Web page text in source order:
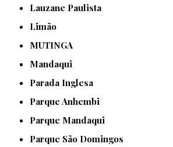
Lauzane Paulista
Limão
MUTINGA
Mandaqui
Parada Inglesa
Parque Anhembi
Parque Mandaqui
Parque São Domingos